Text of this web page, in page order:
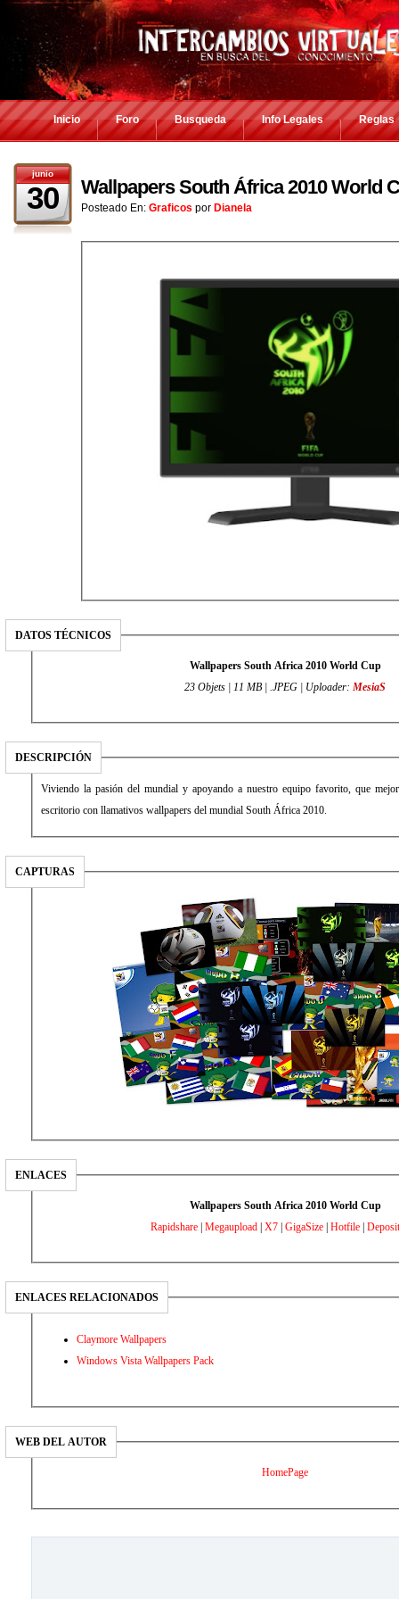
Inicio Foro Busqueda Info Legales Reglas
junio
30 Wallpapers South África 2010 World
Posteado En: Graficos por Dianela
DATOS TÉCNICOS
Wallpapers South Africa 2010 World Cup
23 Objets | 11 MB | .JPEG | Uploader: MesiaS
DESCRIPCIÓN
Viviendo la pasión del mundial y apoyando a nuestro equipo favorito, que
escritorio con llamativos wallpapers del mundial South África 2010.
CAPTURAS
ENLACES
Wallpapers South Africa 2010 World Cup
Rapidshare Megaupload| X7 GigaSize Hotfile
ENLACES RELACIONADOS
Claymore Wallpapers
Windows Vista Wallpapers Pack
WEB DEL AUTOR
HomePage